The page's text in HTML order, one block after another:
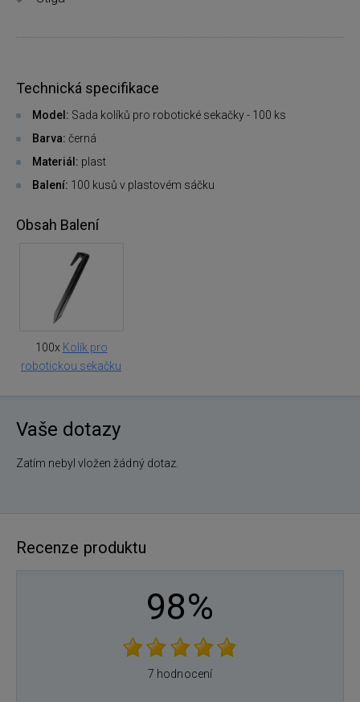
Technická specifikace
Model: Sada kolíků pro robotické sekačky - 100 ks
Barva: černá
Materiál: plast
Balení: 100 kusů v plastovém sáčku
Obsah Balení
100x Kolík pro
robotickou sekačku
Vaše dotazy
Zatím nebyl vložen žádný dotaz.
Recenze produktu
98%
7 hodnocení